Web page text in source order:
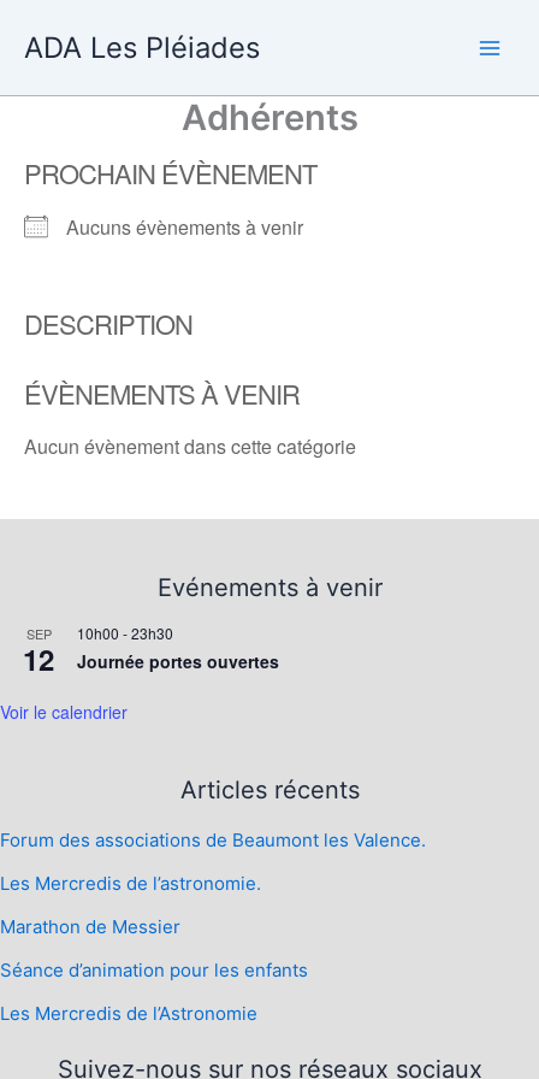
ADA Les Pléiades
Adhérents
PROCHAIN ÉVÈNEMENT
Aucuns évènements à venir
DESCRIPTION
ÉVÈNEMENTS À VENIR
Aucun évènement dans cette catégorie
Evénements à venir
SEP
12
10h00 -23h30
Journée portes ouvertes
Voir le calendrier
Articles récents
Forum des associations de Beaumont les Valence.
Les Mercredis de l’astronomie.
Marathon de Messier
Séance d’animation pour les enfants
Les Mercredis de l’Astronomie
Suivez-nous sur nos réseaux sociaux